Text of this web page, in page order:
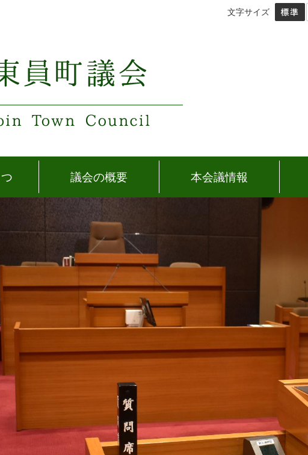
文字サイズ
議会の概要 本会議情報